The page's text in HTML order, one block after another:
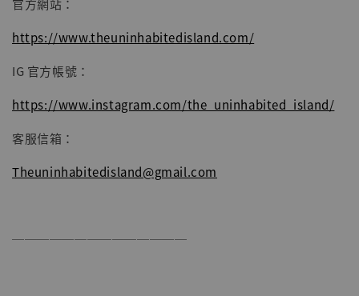
https://www.theuninhabitedisland.com/
IG 官方帳號：
https://www.instagram.com/the_uninhabited_island/
客服信箱：
Theuninhabitedisland@gmail.com
──────────────